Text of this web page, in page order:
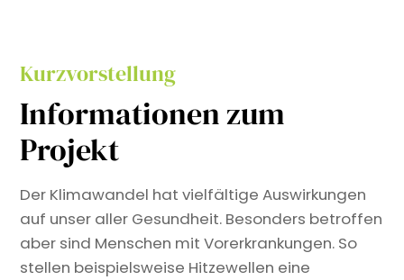
Kurzvorstellung
Informationen zum
Projekt
Der Klimawandel hat vielfältige Auswirkungen
auf unser aller Gesundheit. Besonders betroffen
aber sind Menschen mit Vorerkrankungen. So
stellen beispielsweise Hitzewellen eine